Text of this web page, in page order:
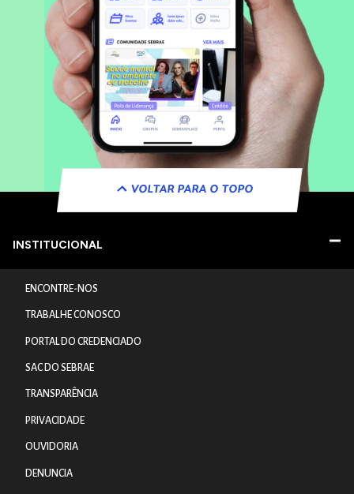
VOLTAR PARA O TOPO
INSTITUCIONAL
ENCONTRE-NOS
TRABALHE CONOSCO
PORTAL DO CREDENCIADO
SAC DO SEBRAE
TRANSPARÊNCIA
PRIVACIDADE
OUVIDORIA
DENUNCIA